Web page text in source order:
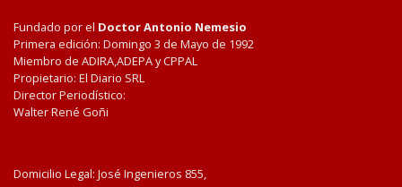
Fundado por el Doctor Antonio Nemesio
Primera edición: Domingo 3 de Mayo de 1992
Miembro de ADIRA,ADEPA y CPPAL
Propietario: El Diario SRL
Director Periodístico:
Walter René Goñi
Domicilio Legal: José Ingenieros 855,